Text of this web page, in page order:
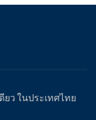
ยว ในประเทศไทย